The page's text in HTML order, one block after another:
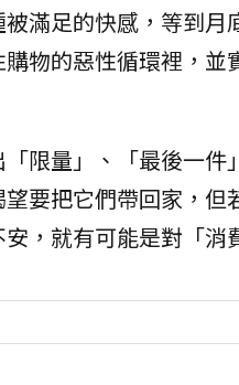
滿足的快感，等到
物的惡性循環裡，
限量」、「最後一
要把它們帶回家，
，就有可能是對「